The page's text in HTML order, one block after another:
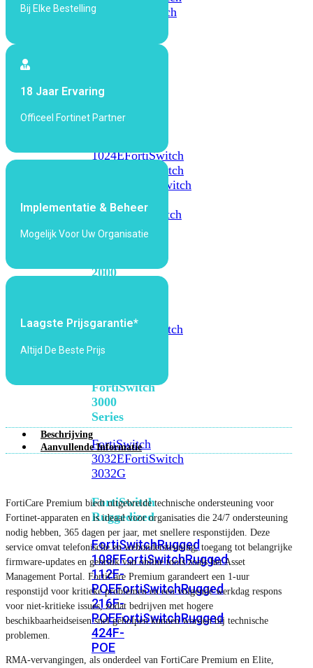
648F
FortiSwitch
1000
Series
1024EFortiSwitch
FortiSwitch
FortiSwitch
T1024F-
FPOEFortiSwitch
1048G
2000
2048FFortiSwitch
2048F-
B2F
FortiSwitch
3000
Series
FortiSwitch
3032EFortiSwitch
3032G
FortiSwitch
Ruggedized
FortiSwitchRugged
108FFortiSwitchRugged
112F-
POEFortiSwitchRugged
216F-
POEFortiSwitchRugged
424F-
POE
Bij Elke Bestelling
18 Jaar Ervaring
Officeel Fortinet Partner
Implementatie & Beheer
Mogelijk Voor Uw Organisatie
Laagste Prijsgarantie*
Altijd De Beste Prijs
Beschrijving
Aanvullende Informatie
FortiCare Premium biedt uitgebreide technische ondersteuning voor
Fortinet-apparaten en is ideaal voor organisaties die 24/7 ondersteuning
nodig hebben, 365 dagen per jaar, met snellere responstijden. Deze
service omvat telefonische en webondersteuning, toegang tot belangrijke
firmware-updates en gebruik van online tools zoals het Asset
Management Portal. FortiCare Premium garandeert een 1-uur
responstijd voor kritieke problemen en een volgende werkdag respons
voor niet-kritieke issues, zodat bedrijven met hogere
beschikbaarheidseisen snel geholpen kunnen worden bij technische
problemen.
RMA-vervangingen, als onderdeel van FortiCare Premium en Elite,